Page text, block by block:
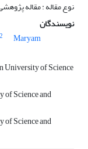
نوع مقاله : مقاله
نویسندگان
2 Maryam
University of Science
Science and
of Science and